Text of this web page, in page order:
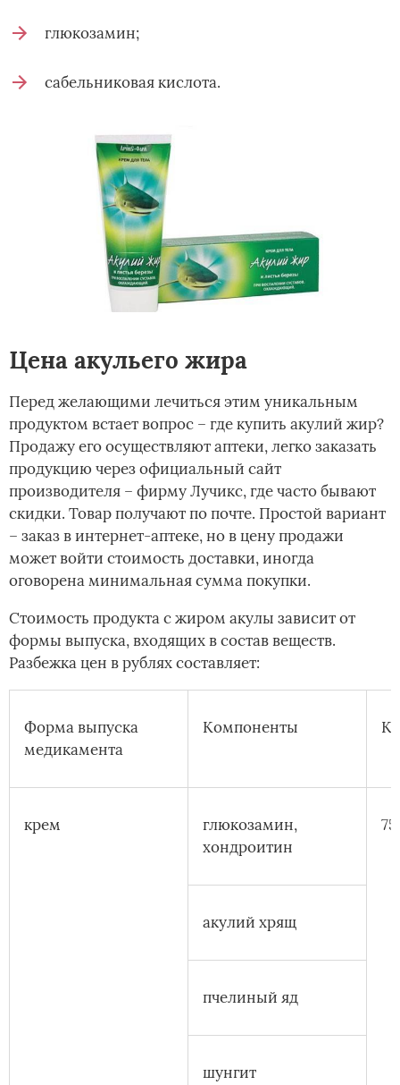
глюкозамин;
сабельниковая кислота.
Цена акульего жира
Перед желающими лечиться этим уникальным
продуктом встает вопрос – где купить акулий жир?
Продажу его осуществляют аптеки, легко заказать
продукцию через официальный сайт
производителя – фирму Лучикс, где часто бывают
скидки. Товар получают по почте. Простой вариант
– заказ в интернет-аптеке, но в цену продажи
может войти стоимость доставки, иногда
оговорена минимальная сумма покупки.
Стоимость продукта с жиром акулы зависит от
формы выпуска, входящих в состав веществ.
Разбежка цен в рублях составляет:
Форма выпуска
медикамента
Компоненты
крем
глюкозамин,
хондроитин
75
акулий хрящ
пчелиный яд
шунгит